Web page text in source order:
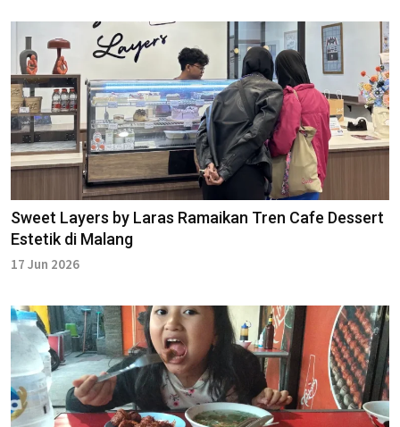
Sweet Layers by Laras Ramaikan Tren Cafe Dessert
Estetik di Malang
17 Jun 2026